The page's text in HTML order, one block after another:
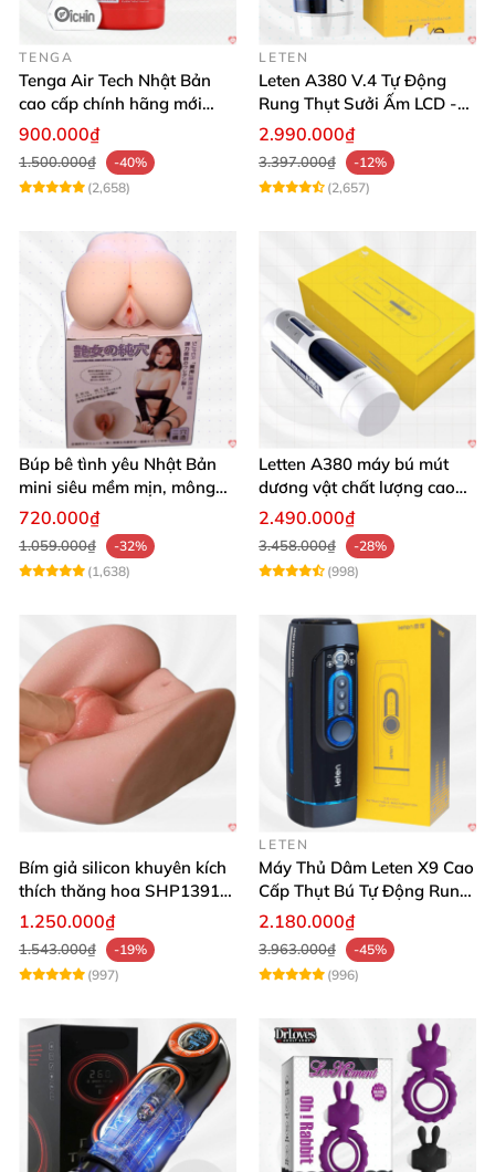
TENGA
Tenga Air Tech Nhật Bản
cao cấp chính hãng mới
seal giá tốt
900.000₫
1.500.000₫
-40%
(2,658)
LETEN
Leten A380 V.4 Tự Động
Rung Thụt Sưởi Ấm LCD -
Mua Ngay
2.990.000₫
3.397.000₫
-12%
(2,657)
Búp bê tình yêu Nhật Bản
mini siêu mềm mịn, mông
tròn quyến rũ
720.000₫
1.059.000₫
-32%
(1,638)
Letten A380 máy bú mút
dương vật chất lượng cao
giá tốt
2.490.000₫
3.458.000₫
-28%
(998)
Bím giả silicon khuyên kích
thích thăng hoa SHP1391
ShopHanhPhuc
1.250.000₫
1.543.000₫
-19%
(997)
LETEN
Máy Thủ Dâm Leten X9 Cao
Cấp Thụt Bú Tự Động Rung
Rên
2.180.000₫
3.963.000₫
-45%
(996)